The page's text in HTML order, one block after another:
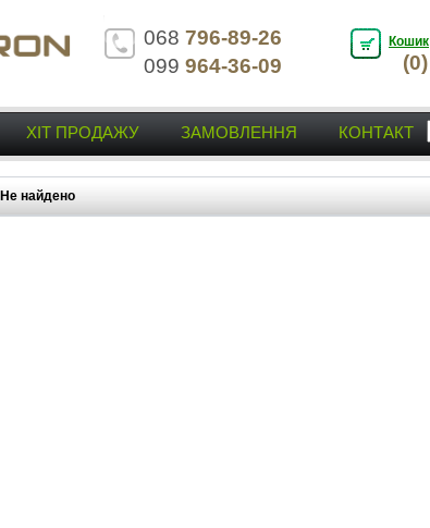
068 796-89-26
099 964-36-09
Кошик
(0)
ХІТ ПРОДАЖУ ЗАМОВЛЕННЯ КОНТАКТ
Не найдено